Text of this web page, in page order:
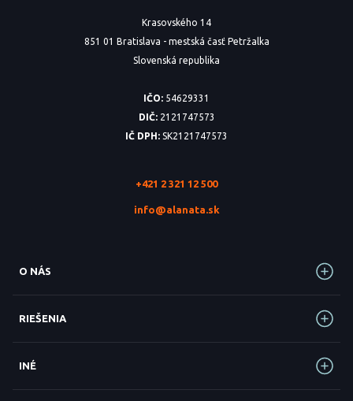
Krasovského 14
851 01 Bratislava - mestská časť Petržalka
Slovenská republika
IČO: 54629331
DIČ:2121747573
IČ DPH: SK2121747573
+421 2 321 12 500
info@alanata.sk
O NÁS
RIEŠENIA
INÉ